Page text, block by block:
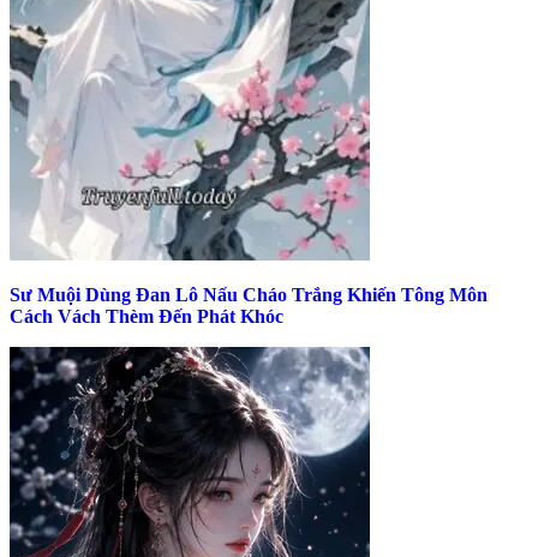
Sư Muội Dùng Đan Lô Nấu Cháo Trắng Khiến Tông Môn
Cách Vách Thèm Đến Phát Khóc